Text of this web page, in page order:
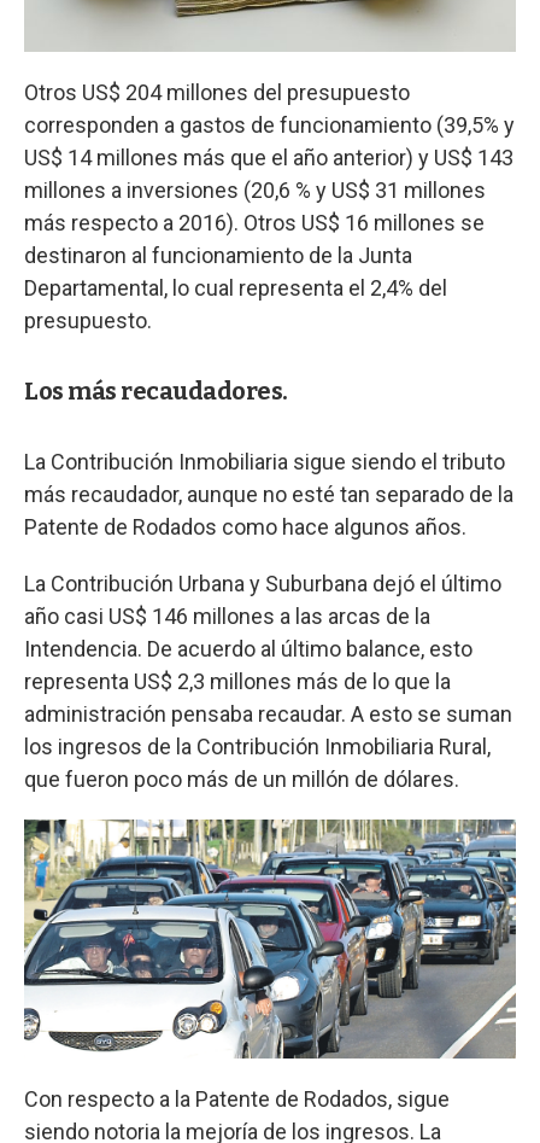
Otros US$ 204 millones del presupuesto
corresponden a gastos de funcionamiento (39,5% y
US$ 14 millones más que el año anterior) y US$ 143
millones a inversiones (20,6 % y US$ 31 millones
más respecto a 2016). Otros US$ 16 millones se
destinaron al funcionamiento de la Junta
Departamental, lo cual representa el 2,4% del
presupuesto.
Los más recaudadores.
La Contribución Inmobiliaria sigue siendo el tributo
más recaudador, aunque no esté tan separado de la
Patente de Rodados como hace algunos años.
La Contribución Urbana y Suburbana dejó el último
año casi US$ 146 millones a las arcas de la
Intendencia. De acuerdo al último balance, esto
representa US$ 2,3 millones más de lo que la
administración pensaba recaudar. A esto se suman
los ingresos de la Contribución Inmobiliaria Rural,
que fueron poco más de un millón de dólares.
Con respecto a la Patente de Rodados, sigue
siendo notoria la mejoría de los ingresos. La